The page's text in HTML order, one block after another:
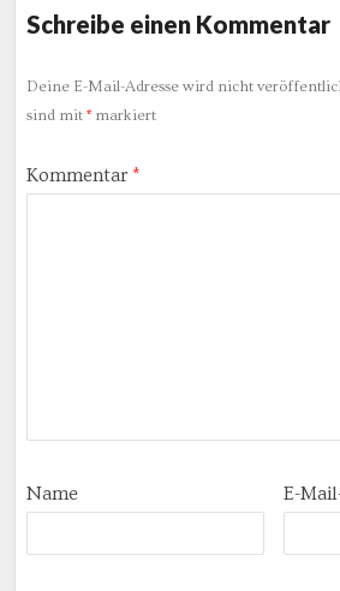
Schreibe einen Kommentar
Deine E-Mail-Adresse wird nicht
sind mit *markiert
Kommentar *
Name E-